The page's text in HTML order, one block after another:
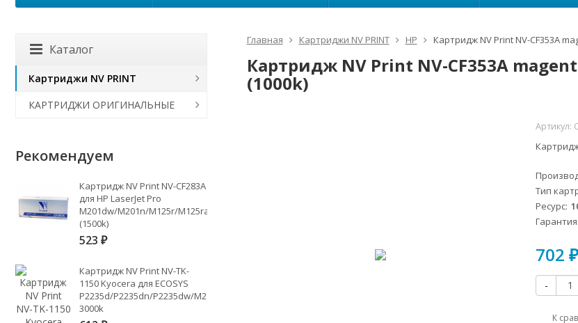
Главная Картриджи NV PRINT HP Картридж NV Print NV-CF353A
Картридж NV Print NV-CF353A
(1000k)
Артикул:
Картридж
Тип
Ресурс
Гарантия
702₽
-
К
Каталог
Картриджи NV PRINT
КАРТРИДЖИ ОРИГИНАЛЬНЫЕ
Рекомендуем
Картридж NV Print NV-CF283A
для HP LaserJet Pro
M201dw/M201n/M125r/M125ra/M225dn/M225dw/M225rdn/M125rnw/M127fn/M127fw
(1500k)
523 ₽
Картридж NV Print NV-TK-
1150 Kyocera для ECOSYS
P2235d/P2235dn/P2235dw/M2135dn/M2635dn/M2635dw/M2735dw,
3000k